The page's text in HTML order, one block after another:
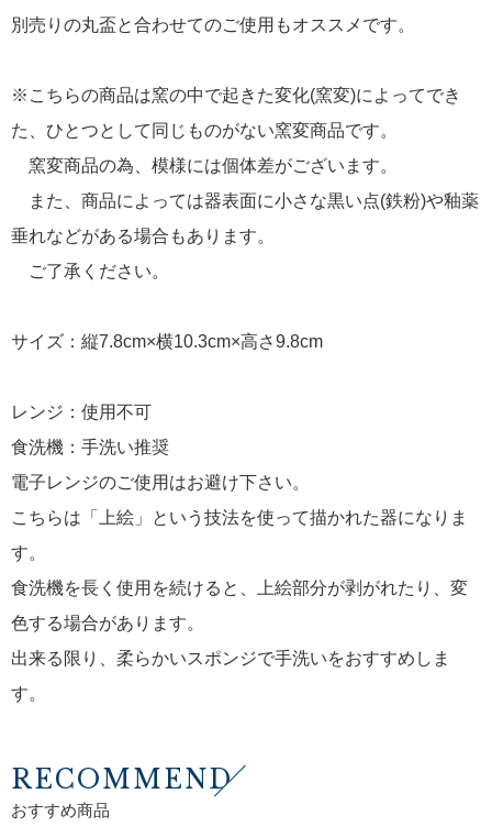
別売りの丸盃と合わせてのご使用もオススメです。
※こちらの商品は窯の中で起きた変化(窯変)によってでき
た、ひとつとして同じものがない窯変商品です。
窯変商品の為、模様には個体差がございます。
また、商品によっては器表面に小さな黒い点(鉄粉)や釉薬
垂れなどがある場合もあります。
ご了承ください。
サイズ：縦7.8cm×横10.3cm×高さ9.8cm
レンジ：使用不可
食洗機：手洗い推奨
電子レンジのご使用はお避け下さい。
こちらは「上絵」という技法を使って描かれた器になりま
す。
食洗機を長く使用を続けると、上絵部分が剥がれたり、変
色する場合があります。
出来る限り、柔らかいスポンジで手洗いをおすすめしま
す。
RECOMMEND
おすすめ商品